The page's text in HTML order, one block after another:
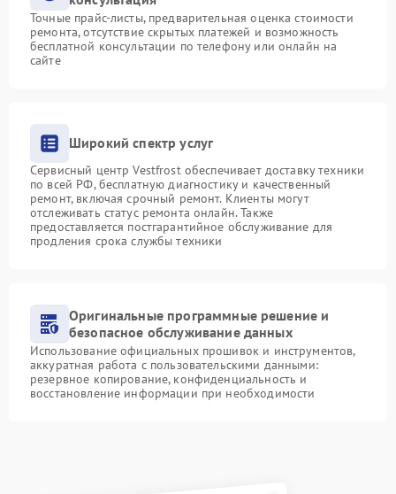
Точные прайс-листы, предварительная оценка стоимости
ремонта, отсутствие скрытых платежей и возможность
бесплатной консультации по телефону или онлайн на
сайте
Широкий спектр услуг
Сервисный центр Vestfrost обеспечивает доставку техники
по всей РФ, бесплатную диагностику и качественный
ремонт, включая срочный ремонт. Клиенты могут
отслеживать статус ремонта онлайн. Также
предоставляется постгарантийное обслуживание для
продления срока службы техники
Оригинальные программные решение и
безопасное обслуживание данных
Использование официальных прошивок и инструментов,
аккуратная работа с пользовательскими данными:
резервное копирование, конфиденциальность и
восстановление информации при необходимости